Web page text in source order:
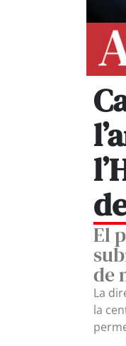
El
de
La
la